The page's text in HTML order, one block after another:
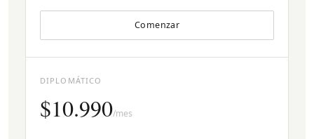
Comenzar
DIPLOMÁTICO
$10.990/mes